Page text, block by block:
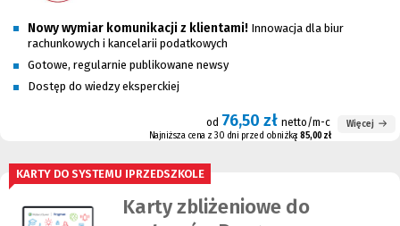
Nowy wymiar komunikacji z klientami! Innowacja dla biur
rachunkowych i kancelarii podatkowych
Gotowe, regularnie publikowane newsy
Dostęp do wiedzy eksperckiej
od 76,50 zł netto/m-c
Najniższa cena z 30 dni przed obniżką: 85,00 zł
Więcej
KARTY DO SYSTEMU IPRZEDSZKOLE
Karty zbliżeniowe do